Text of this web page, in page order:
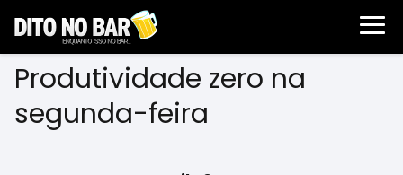
Produtividade zero na
segunda-feira